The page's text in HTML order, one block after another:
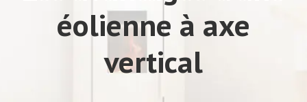
éolienne à axe
vertical